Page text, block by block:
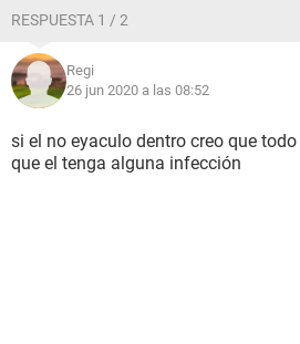
RESPUESTA 1 / 2
Regi
26 jun 2020 a las 08:52
si el no eyaculo dentro creo que
que el tenga alguna infección